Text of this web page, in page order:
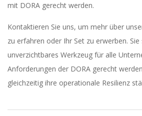
mit DORA gerecht werden.
Kontaktieren Sie uns, um mehr über
zu erfahren oder Ihr Set zu erwerben. Sie
unverzichtbares Werkzeug für alle
Anforderungen der DORA gerecht
gleichzeitig ihre operationale Resilienz